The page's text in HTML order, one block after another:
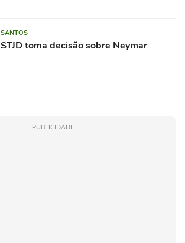
SANTOS
STJD toma decisão sobre Neymar
PUBLICIDADE